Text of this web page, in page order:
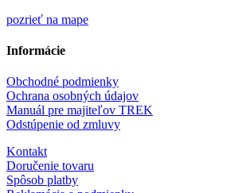
pozrieť na mape
Informácie
Obchodné podmienky
Ochrana osobných údajov
Manuál pre majiteľov TREK
Odstúpenie od zmluvy
Kontakt
Doručenie tovaru
Spôsob platby